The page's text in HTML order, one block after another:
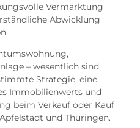
Vermarktung
Abwicklung
– wesentlich sind
Strategie, eine
Immobilienwerts und
beim Verkauf oder Kauf
und Thüringen.